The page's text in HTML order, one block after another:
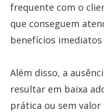
frequente com o
que conseguem
benefícios
Além disso, a
resultar em baixa
prática ou sem